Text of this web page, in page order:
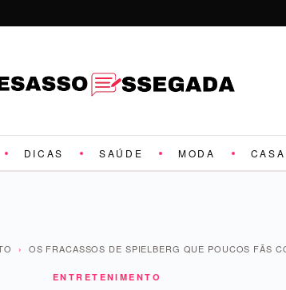
DICAS SAÚDE MODA CASA
› OS FRACASSOS DE SPIELBERG QUE POUCOS FÃS
ENTRETENIMENTO